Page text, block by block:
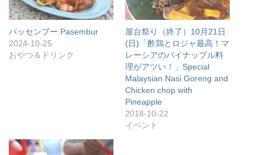
パッセンブー Pasembur
2024-10-25
おやつ＆ドリンク
屋台祭り（終了）10月21日
(日)「酢鶏とロジャ最高！マ
レーシアのパイナップル料
理がアツい！」Special
Malaysian Nasi Goreng and
Chicken chop with
Pineapple
2018-10-22
イベント